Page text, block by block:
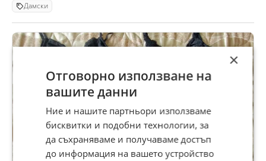
Дамски
×
Отговорно използване на
вашите данни
Ние и нашите партньори използваме
бисквитки и подобни технологии, за
да съхраняваме и получаваме достъп
до информация на вашето устройство